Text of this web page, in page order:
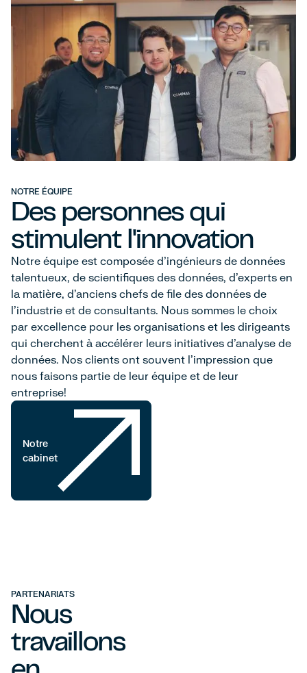
NOTRE ÉQUIPE
Des personnes qui
stimulent l'innovation
Notre équipe est composée d'ingénieurs de données
talentueux, de scientifiques des données, d'experts en
la matière, d'anciens chefs de file des données de
l'industrie et de consultants. Nous sommes le choix
par excellence pour les organisations et les dirigeants
qui cherchent à accélérer leurs initiatives d'analyse de
données. Nos clients ont souvent l'impression que
nous faisons partie de leur équipe et de leur
entreprise!
Notre
cabinet
PARTENARIATS
Nous
travaillons